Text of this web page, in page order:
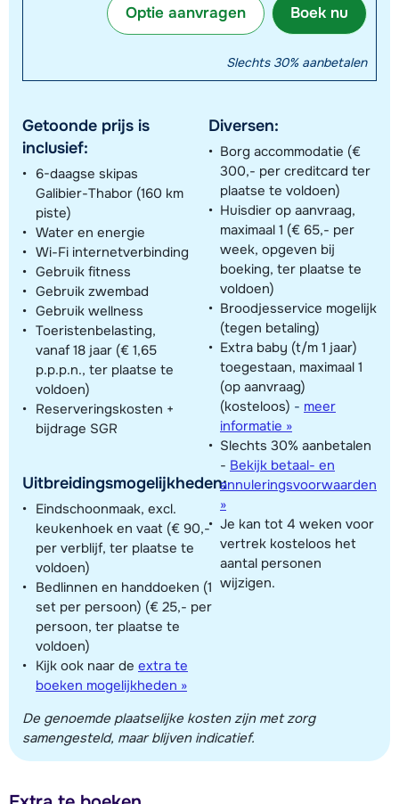
Boek nu
Optie aanvragen
Slechts 30% aanbetalen
Getoonde prijs is
inclusief:
6-daagse skipas
Galibier-Thabor (160 km
piste)
Water en energie
Wi-Fi internetverbinding
Gebruik fitness
Gebruik zwembad
Gebruik wellness
Toeristenbelasting,
vanaf 18 jaar (€ 1,65
p.p.p.n., ter plaatse te
voldoen)
Reserveringskosten +
bijdrage SGR
Uitbreidingsmogelijkheden:
Eindschoonmaak, excl.
keukenhoek en vaat (€ 90,-
per verblijf, ter plaatse te
voldoen)
Bedlinnen en handdoeken (1
set per persoon) (€ 25,- per
persoon, ter plaatse te
voldoen)
Kijk ook naar de extra te
boeken mogelijkheden »
Diversen:
Borg accommodatie (€
300,- per creditcard ter
plaatse te voldoen)
Huisdier op aanvraag,
maximaal 1 (€ 65,- per
week, opgeven bij
boeking, ter plaatse te
voldoen)
Broodjesservice mogelijk
(tegen betaling)
Extra baby (t/m 1 jaar)
toegestaan, maximaal 1
(op aanvraag)
(kosteloos) - meer
informatie »
Slechts 30% aanbetalen
- Bekijk betaal- en
annuleringsvoorwaarden
»
Je kan tot 4 weken voor
vertrek kosteloos het
aantal personen
wijzigen.
De genoemde plaatselijke kosten zijn met zorg
samengesteld, maar blijven indicatief.